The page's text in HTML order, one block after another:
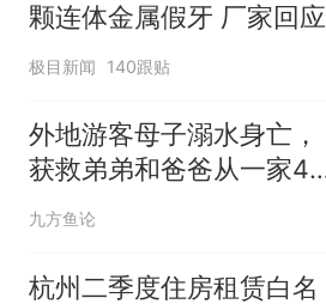
颗连体金属假牙 厂家回应
极目新闻 140跟贴
外地游客母子溺水身亡，
获救弟弟和爸爸从一家4
口变2人
九方鱼论
杭州二季度住房租赁白名